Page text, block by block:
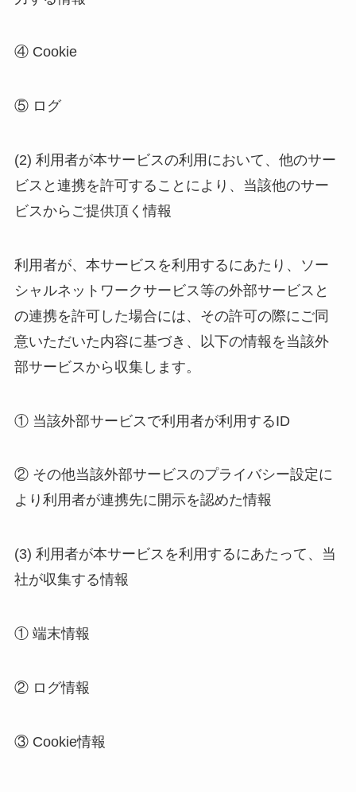
④ Cookie
⑤ ログ
(2) 利用者が本サービスの利用において、他のサー
ビスと連携を許可することにより、当該他のサー
ビスからご提供頂く情報
利用者が、本サービスを利用するにあたり、ソー
シャルネットワークサービス等の外部サービスと
の連携を許可した場合には、その許可の際にご同
意いただいた内容に基づき、以下の情報を当該外
部サービスから収集します。
① 当該外部サービスで利用者が利用するID
② その他当該外部サービスのプライバシー設定に
より利用者が連携先に開示を認めた情報
(3) 利用者が本サービスを利用するにあたって、当
社が収集する情報
① 端末情報
② ログ情報
③ Cookie情報